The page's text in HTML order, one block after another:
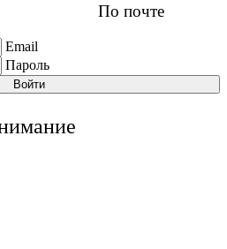
По почте
Email
Пароль
Войти